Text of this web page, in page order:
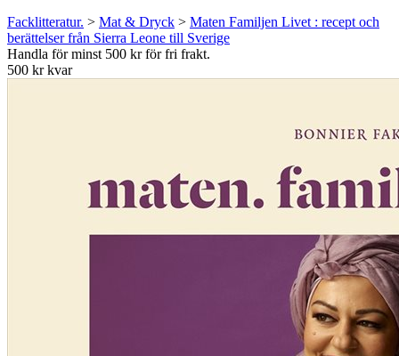
Facklitteratur. > Mat & Dryck > Maten Familjen Livet : recept och
berättelser från Sierra Leone till Sverige
Handla för minst 500 kr för fri frakt.
500 kr kvar